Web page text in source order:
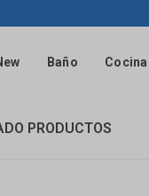
Baño Cocina
PRODUCTOS